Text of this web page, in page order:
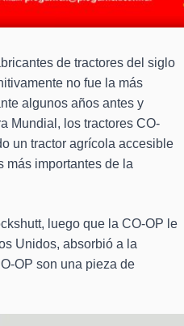
de tractores del siglo
no fue la más
algunos años antes y
Mundial, los tractores CO-
un tractor agrícola accesible
más importantes de la
luego que la CO-OP le
Unidos, absorbió a la
OP son una pieza de